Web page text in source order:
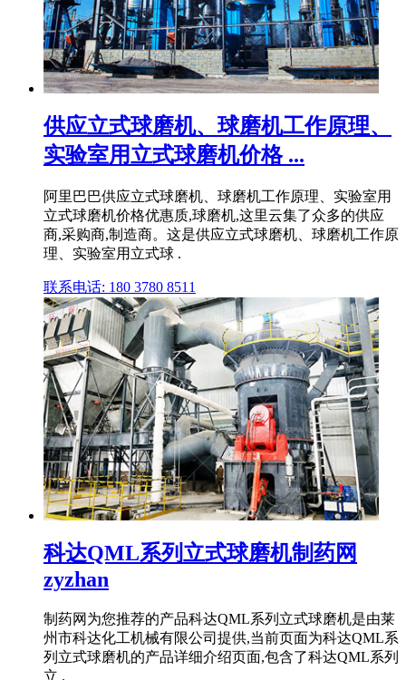
供应立式球磨机、球磨机工作原理、
实验室用立式球磨机价格 ...
阿里巴巴供应立式球磨机、球磨机工作原理、实验室用
立式球磨机价格优惠质,球磨机,这里云集了众多的供应
商,采购商,制造商。这是供应立式球磨机、球磨机工作原
理、实验室用立式球 .
联系电话: 180 3780 8511
科达QML系列立式球磨机制药网
zyzhan
制药网为您推荐的产品科达QML系列立式球磨机是由莱
州市科达化工机械有限公司提供,当前页面为科达QML系
列立式球磨机的产品详细介绍页面,包含了科达QML系列
立 .